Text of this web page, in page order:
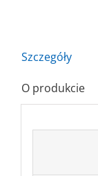
Szczegóły
O produkcie